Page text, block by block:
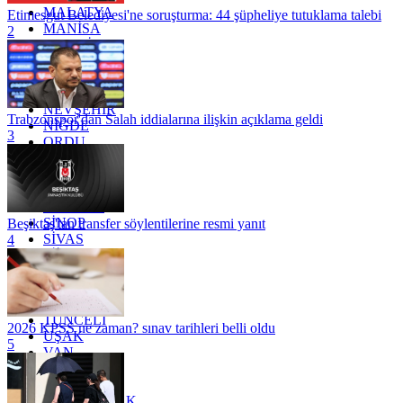
MALATYA
MANİSA
MARDİN
MERSİN
MUĞLA
MUŞ
NEVŞEHİR
NİĞDE
ORDU
OSMANİYE
RİZE
SAKARYA
SİNOP
SİVAS
SİİRT
TEKİRDAĞ
TOKAT
TRABZON
TUNCELİ
UŞAK
VAN
YALOVA
YOZGAT
Etimesgut Belediyesi'ne soruşturma: 44 şüpheliye tutuklama talebi
2
Trabzonspor'dan Salah iddialarına ilişkin açıklama geldi
3
Beşiktaş'tan transfer söylentilerine resmi yanıt
4
2026 KPSS ne zaman? sınav tarihleri belli oldu
5